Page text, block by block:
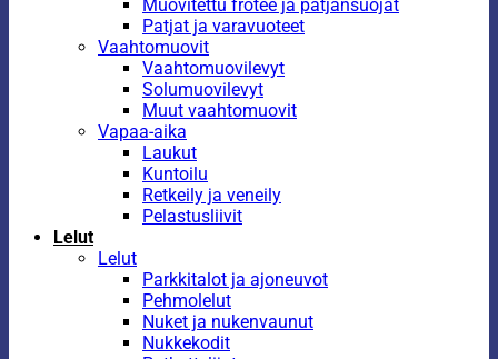
Muovitettu frotee ja patjansuojat
Patjat ja varavuoteet
Vaahtomuovit
Vaahtomuovilevyt
Solumuovilevyt
Muut vaahtomuovit
Vapaa-aika
Laukut
Kuntoilu
Retkeily ja veneily
Pelastusliivit
Lelut
Lelut
Parkkitalot ja ajoneuvot
Pehmolelut
Nuket ja nukenvaunut
Nukkekodit